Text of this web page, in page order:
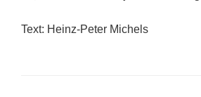
Text: Heinz-Peter Michels